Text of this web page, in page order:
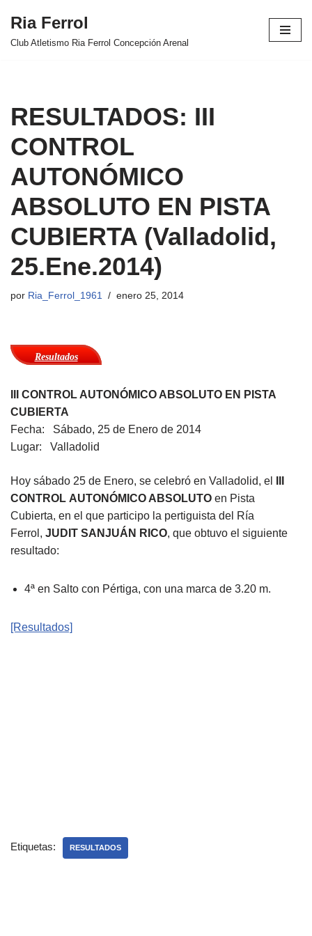
Saltar
Ria Ferrol
Club Atletismo Ria Ferrol Concepción Arenal
RESULTADOS: III
CONTROL
AUTONÓMICO
ABSOLUTO EN PISTA
CUBIERTA (Valladolid,
25.Ene.2014)
por Ria_Ferrol_1961 enero 25, 2014
Resultados
III CONTROL AUTONÓMICO ABSOLUTO EN PISTA
CUBIERTA
Fecha: Sábado, 25 de Enero de 2014
Lugar: Valladolid
Hoy sábado 25 de Enero, se celebró en Valladolid, el
CONTROL AUTONÓMICO ABSOLUTO en Pista
Cubierta, en el que participo la pertiguista del Ría
Ferrol, JUDIT SANJUÁN RICO, que obtuvo el siguiente
resultado:
4ª en Salto con Pértiga, con una marca de 3.20 m.
​[Resultados]
Etiquetas: RESULTADOS